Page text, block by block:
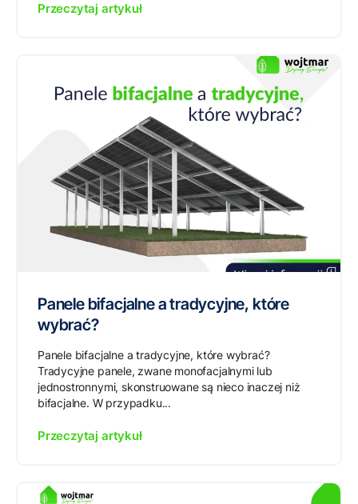
Przeczytaj artykuł
Panele bifacjalne a tradycyjne, które
wybrać?
Panele bifacjalne a tradycyjne, które wybrać?
Tradycyjne panele, zwane monofacjalnymi lub
jednostronnymi, skonstruowane są nieco inaczej niż
bifacjalne. W przypadku...
Przeczytaj artykuł